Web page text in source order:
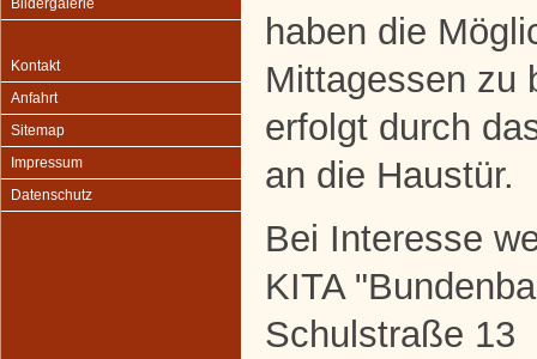
Bildergalerie
Kontakt
Anfahrt
Sitemap
Impressum
Datenschutz
haben die
Mittagessen zu
erfolgt durch
an die Haustür.
Bei Interesse
KITA
Schulstraße 13